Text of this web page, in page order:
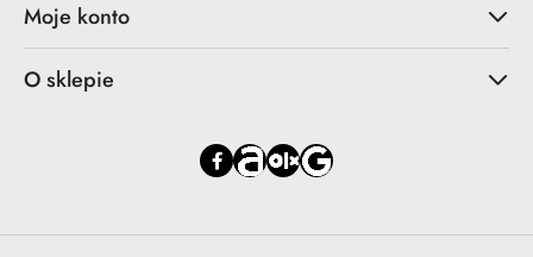
Moje konto
O sklepie